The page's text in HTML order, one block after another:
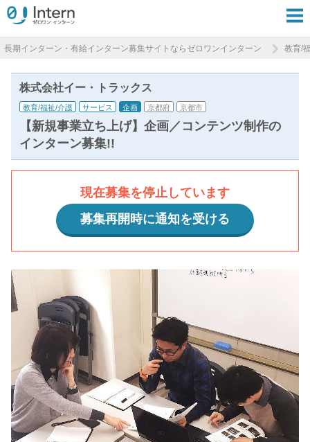
長期インターン・有給インターン募集サイトならゼロワンインターン 教育/
株式会社イー・トラックス
教育/福祉/介護 サービス 企画 京都府 京都市
【新規事業立ち上げ】企画／コンテンツ制作の
インターン募集!!
現在募集を停止しています
募集再開時に通知を受ける